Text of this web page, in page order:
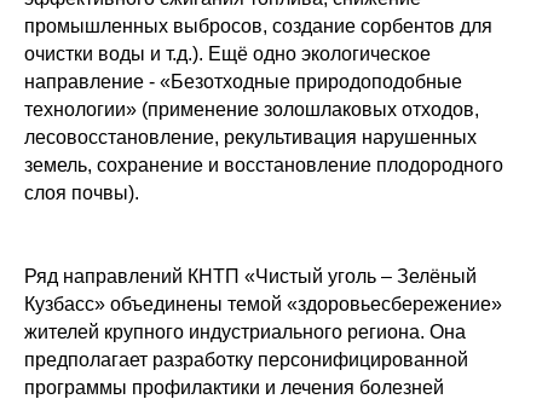
промышленных выбросов, создание сорбентов для
очистки воды и т.д.). Ещё одно экологическое
направление - «Безотходные природоподобные
технологии» (применение золошлаковых отходов,
лесовосстановление, рекультивация нарушенных
земель, сохранение и восстановление плодородного
слоя почвы).
Ряд направлений КНТП «Чистый уголь – Зелёный
Кузбасс» объединены темой «здоровьесбережение»
жителей крупного индустриального региона. Она
предполагает разработку персонифицированной
программы профилактики и лечения болезней